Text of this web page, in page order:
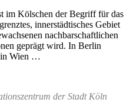
im Kölschen der Begriff für das
innerstädtisches Gebiet
nachbarschaftlichen
geprägt wird. In Berlin
in Wien …
der Stadt Köln